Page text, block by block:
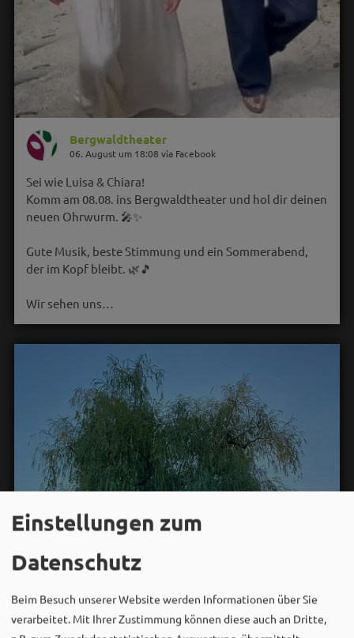
Bergwaldtheater
06. August um 18:08 via Facebook
Sei wie Luisa & Chiara!
Komm am 08.08. ins Bergwaldtheater und hol dir deinen
neuen Ohrwurm. 🎤✨
Gute Musik, beste Stimmung und ein Sommerabend,
der im Kopf bleibt. 🌿🎵
Wir sehen uns…
Einstellungen zum
Datenschutz
Beim Besuch unserer Website werden Informationen über Sie
verarbeitet. Mit Ihrer Zustimmung können diese auch an Dritte,